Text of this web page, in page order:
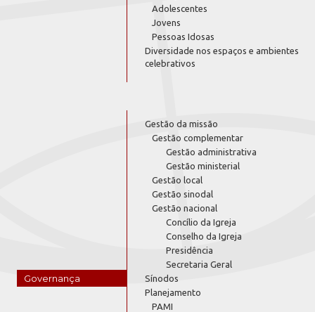
Adolescentes
Jovens
Pessoas Idosas
Diversidade nos espaços e ambientes
celebrativos
Governança
Gestão da missão
Gestão complementar
Gestão administrativa
Gestão ministerial
Gestão local
Gestão sinodal
Gestão nacional
Concílio da Igreja
Conselho da Igreja
Presidência
Secretaria Geral
Sínodos
Planejamento
PAMI